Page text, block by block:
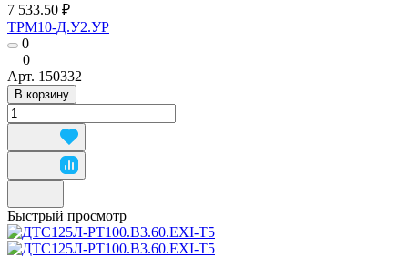
7 533.50 ₽
ТРМ10-Д.У2.УР
0
0
Арт. 150332
В корзину
Быстрый просмотр